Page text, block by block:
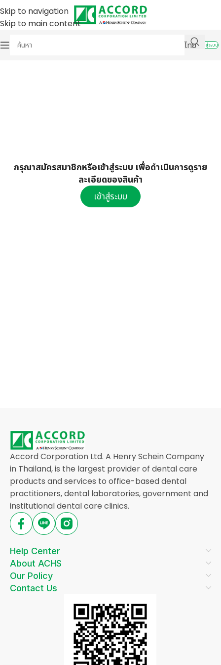
Skip to navigation
Skip to main content
ไทย
เข้าสู่ระบบ
กรุณาสมัครสมาชิกหรือเข้าสู่ระบบ เพื่อดำเนินการดูราย
ละเอียดของสินค้า
เข้าสู่ระบบ
Accord Corporation Ltd. A Henry Schein Company
in Thailand, is the largest provider of dental care
products and services to office-based dental
practitioners, dental laboratories, government and
institutional dental care clinics.
Help Center
About ACHS
Our Policy
Contact Us